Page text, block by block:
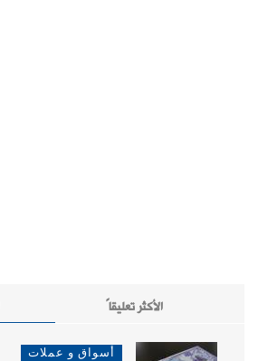
الأكثر تعليقاً
أسواق و عملات